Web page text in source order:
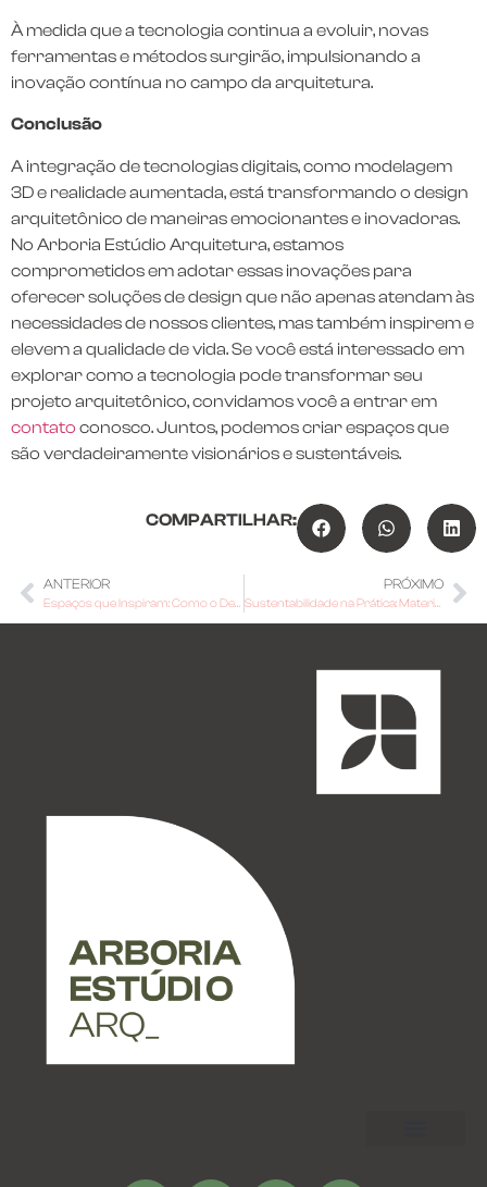
À medida que a tecnologia continua a evoluir, novas
ferramentas e métodos surgirão, impulsionando a
inovação contínua no campo da arquitetura.
Conclusão
A integração de tecnologias digitais, como modelagem
3D e realidade aumentada, está transformando o design
arquitetônico de maneiras emocionantes e inovadoras.
No Arboria Estúdio Arquitetura, estamos
comprometidos em adotar essas inovações para
oferecer soluções de design que não apenas atendam às
necessidades de nossos clientes, mas também inspirem e
elevem a qualidade de vida. Se você está interessado em
explorar como a tecnologia pode transformar seu
projeto arquitetônico, convidamos você a entrar em
contato conosco. Juntos, podemos criar espaços que
são verdadeiramente visionários e sustentáveis.
COMPARTILHAR:
ANTERIOR
Espaços que Inspiram: Como o Design de Interiores Pode Melhorar Seu Bem-Estar
PRÓXIMO
Sustentabilidade na Prática: Materiais Ecológicos que Fazem a Diferença